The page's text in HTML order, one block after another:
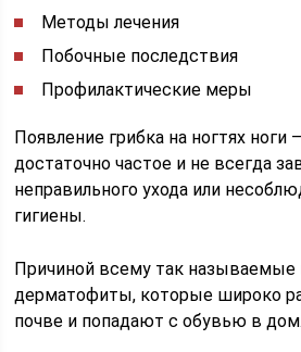
Методы лечения
Побочные последствия
Профилактические меры
Появление грибка на ногтях ноги
достаточно частое и не всегда
неправильного ухода или
гигиены.
Причиной всему так называемые
дерматофиты, которые широко
почве и попадают с обувью в дом.